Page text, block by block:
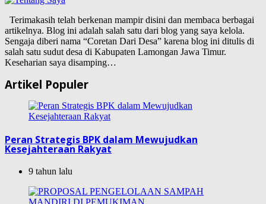
Terimakasih telah berkenan mampir disini dan membaca berbagai
artikelnya. Blog ini adalah salah satu dari blog yang saya kelola.
Sengaja diberi nama “Coretan Dari Desa” karena blog ini ditulis di
salah satu sudut desa di Kabupaten Lamongan Jawa Timur.
Keseharian saya disamping…
Artikel Populer
Peran Strategis BPK dalam Mewujudkan
Kesejahteraan Rakyat
9 tahun lalu